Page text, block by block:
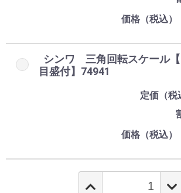
価格（税込）
シンワ 三角回転スケール
目盛付】74941
定価（税
価格（税込）